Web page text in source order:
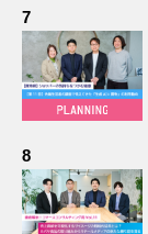
7
8